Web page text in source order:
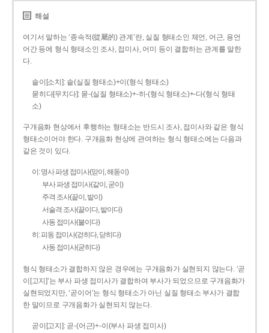
해설
여기서 말하는 ‘종속적(從屬的) 관계’란, 실질 형태소인 체언, 어근, 용언
어간 등에 형식 형태소인 조사, 접미사, 어미 등이 결합하는 관계를 말한
다.
솥이[소치]: 솥(실질 형태소)+이(형식 형태소)
묻히다[무치다]: 묻­-(실질 형태소)+­-히­-(형식 형태소)+-다(형식 형태
소)
구개음화 현상에서 후행하는 형태소는 반드시 조사, 접미사와 같은 형식
형태소이어야 한다. 구개음화 현상에 관여하는 형식 형태소에는 다음과
같은 것이 있다.
이: 명사 파생 접미사(맏이, 해돋이)
부사 파생 접미사(같이, 굳이)
주격 조사(끝이, 밭이)
서술격 조사(끝이다, 밭이다)
사동 접미사(붙이다)
히: 피동 접미사(걷히다, 닫히다)
사동 접미사(굳히다)
형식 형태소가 결합하지 않은 경우에는 구개음화가 실현되지 않는다. ‘곧
이[고지]’는 부사 파생 접미사가 결합하여 부사가 되었으므로 구개음화가
실현되었지만, ‘곧이어’는 형식 형태소가 아닌 실질 형태소 부사가 결합
한 말이므로 구개음화가 실현되지 않는다.
곧이[고지]: 곧-­(어근)+­-이(부사 파생 접미사)